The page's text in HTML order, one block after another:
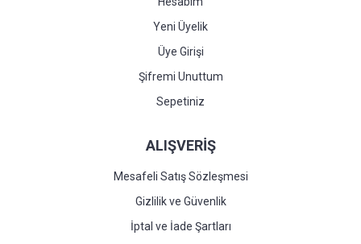
Yeni Üyelik
Üye Girişi
Şifremi Unuttum
Sepetiniz
ALIŞVERİŞ
Mesafeli Satış Sözleşmesi
Gizlilik ve Güvenlik
İptal ve İade Şartları